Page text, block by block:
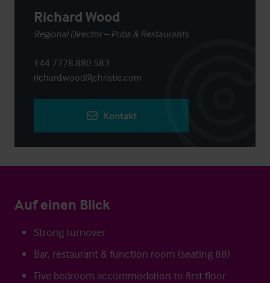
Richard Wood
Regional Director – Pubs & Restaurants
+44 7778 880 583
richard.wood@christie.com
Kontakt
Auf einen Blick
Strong turnover
Bar, restaurant & function room (seating 88)
Five bedroom accommodation to first floor